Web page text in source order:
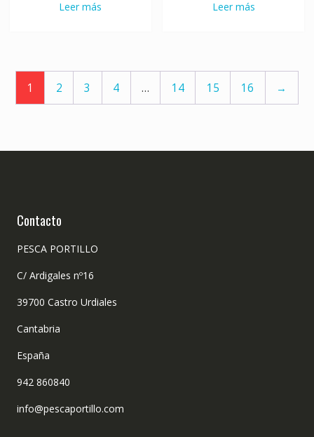
Leer más Leer más
1 2 3 4 … 14 15 16 →
Contacto
PESCA PORTILLO
C/ Ardigales nº16
39700 Castro Urdiales
Cantabria
España
942 860840
info@pescaportillo.com